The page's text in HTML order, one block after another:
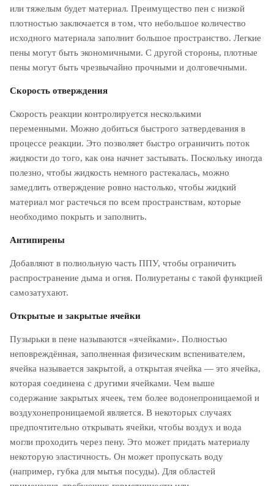
или тяжелым будет материал. Преимущество пен с низкой
плотностью заключается в том, что небольшое количество
исходного материала заполнит большое пространство. Легкие
пены могут быть экономичными. С другой стороны, плотные
пены могут быть чрезвычайно прочными и долговечными.
Скорость отверждения
Скорость реакции контролируется несколькими
переменными. Можно добиться быстрого затвердевания в
процессе реакции. Это позволяет быстро ограничить поток
жидкости до того, как она начнет застывать. Поскольку иногда
полезно, чтобы жидкость немного растекалась, можно
замедлить отверждение ровно настолько, чтобы жидкий
материал мог растечься по всем пространствам, которые
необходимо покрыть и заполнить.
Антипирены
Добавляют в полиольную часть ППУ, чтобы ограничить
распространение дыма и огня. Полиуретаны с такой функцией
самозатухают.
Открытые и закрытые ячейки
Пузырьки в пене называются «ячейками». Полностью
неповреждённая, заполненная физическим вспенивателем,
ячейка называется закрытой, а открытая ячейка — это ячейка,
которая соединена с другими ячейками. Чем выше
содержание закрытых ячеек, тем более водонепроницаемой и
воздухонепроницаемой является. В некоторых случаях
предпочтительно открывать ячейки, чтобы воздух и вода
могли проходить через пену. Это может придать материалу
некоторую эластичность. Он может пропускать воду
(например, губка для мытья посуды). Для областей